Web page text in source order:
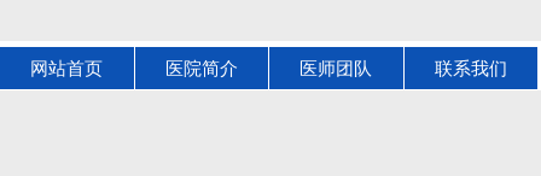
网站首页 医院简介 医师团队 联系我们